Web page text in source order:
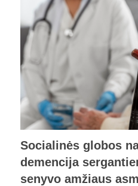
Socialinės globos
demencija
senyvo amžiaus